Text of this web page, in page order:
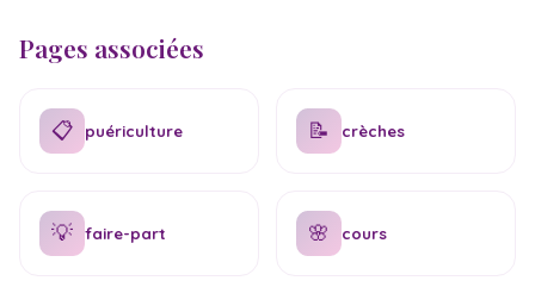
Pages associées
📋 puériculture 📝 crèches
💡 faire-part 🌸 cours